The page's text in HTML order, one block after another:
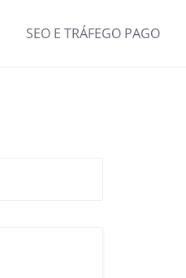
SEO E TRÁFEGO PAGO